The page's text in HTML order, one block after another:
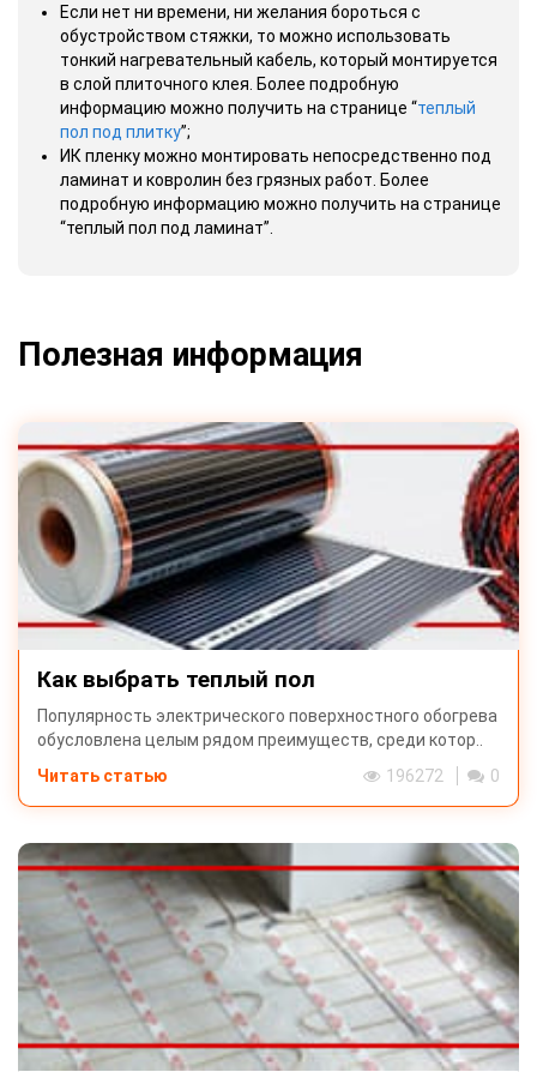
Если нет ни времени, ни желания бороться с
обустройством стяжки, то можно использовать
тонкий нагревательный кабель, который монтируется
в слой плиточного клея. Более подробную
информацию можно получить на странице “теплый
пол под плитку”;
ИК пленку можно монтировать непосредственно под
ламинат и ковролин без грязных работ. Более
подробную информацию можно получить на странице
“теплый пол под ламинат”.
Полезная информация
Как выбрать теплый пол
Популярность электрического поверхностного обогрева
обусловлена целым рядом преимуществ, среди котор..
Читать статью
196272 0